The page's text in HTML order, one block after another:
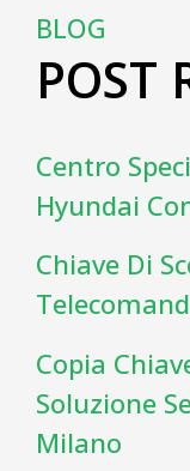
BLOG
POST
Centro
Hyundai
Chiave Di
Copia
Soluzione
Milano